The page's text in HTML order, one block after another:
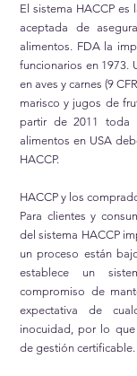
El sistema HACCP
aceptada de
alimentos. FDA la
funcionarios en 1973.
en aves y carnes (9
marisco y jugos de
partir de 2011 toda
alimentos en USA
HACCP.
HACCP y los
Para clientes y
del sistema HACCP
un proceso están
establece un
compromiso de
expectativa de
inocuidad, por lo
de gestión certificable.